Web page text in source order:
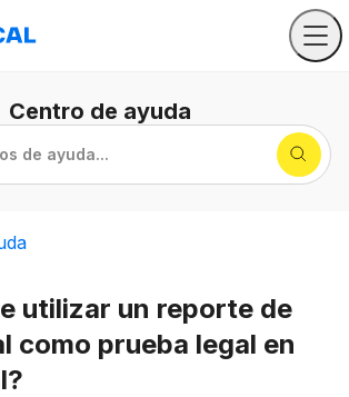
Centro de ayuda
de ayuda...
utilizar un reporte de
como prueba legal en